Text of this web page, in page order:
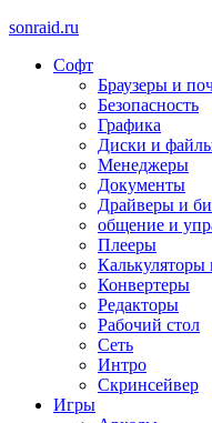
sonraid.ru
Скачивай программы,
Софт
Браузеры и
Безопасность
Графика
Диски и
Менеджеры
Документы
Драйверы и
общение и
Плееры
Калькуляторы
Конвертеры
Редакторы
Рабочий стол
Сеть
Интро
Скринсейвер
Игры